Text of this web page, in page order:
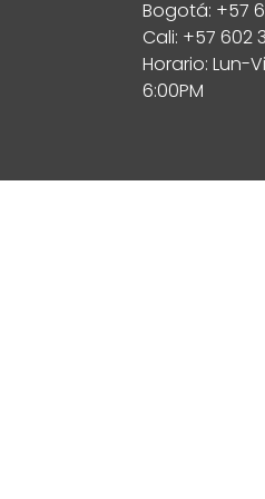
Bogotá: +57
Cali: +57 602
Horario: Lun-
6:00PM